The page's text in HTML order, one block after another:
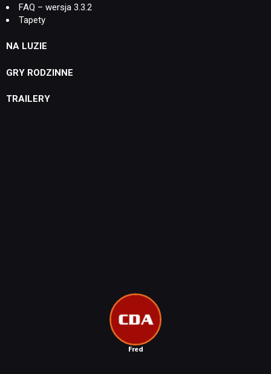
Fred
FAQ – wersja 3.3.2
Tapety
NA LUZIE
GRY RODZINNE
TRAILERY